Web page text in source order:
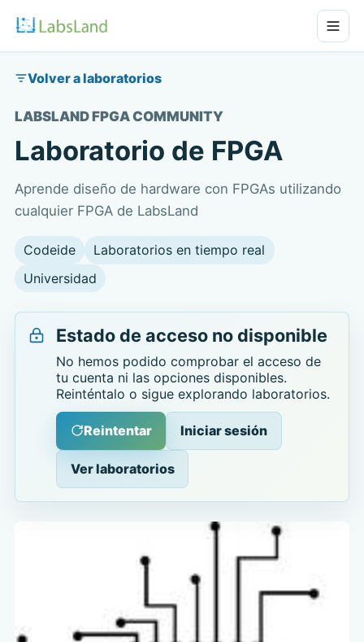
Volver a laboratorios
LABSLAND FPGA COMMUNITY
Laboratorio de FPGA
Aprende diseño de hardware con FPGAs utilizando
cualquier FPGA de LabsLand
Codeide
Laboratorios en tiempo real
Universidad
Estado de acceso no disponible
No hemos podido comprobar el acceso de
tu cuenta ni las opciones disponibles.
Reinténtalo o sigue explorando laboratorios.
Reintentar Iniciar sesión
Ver laboratorios